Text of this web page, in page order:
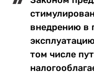
внедрению
том числе